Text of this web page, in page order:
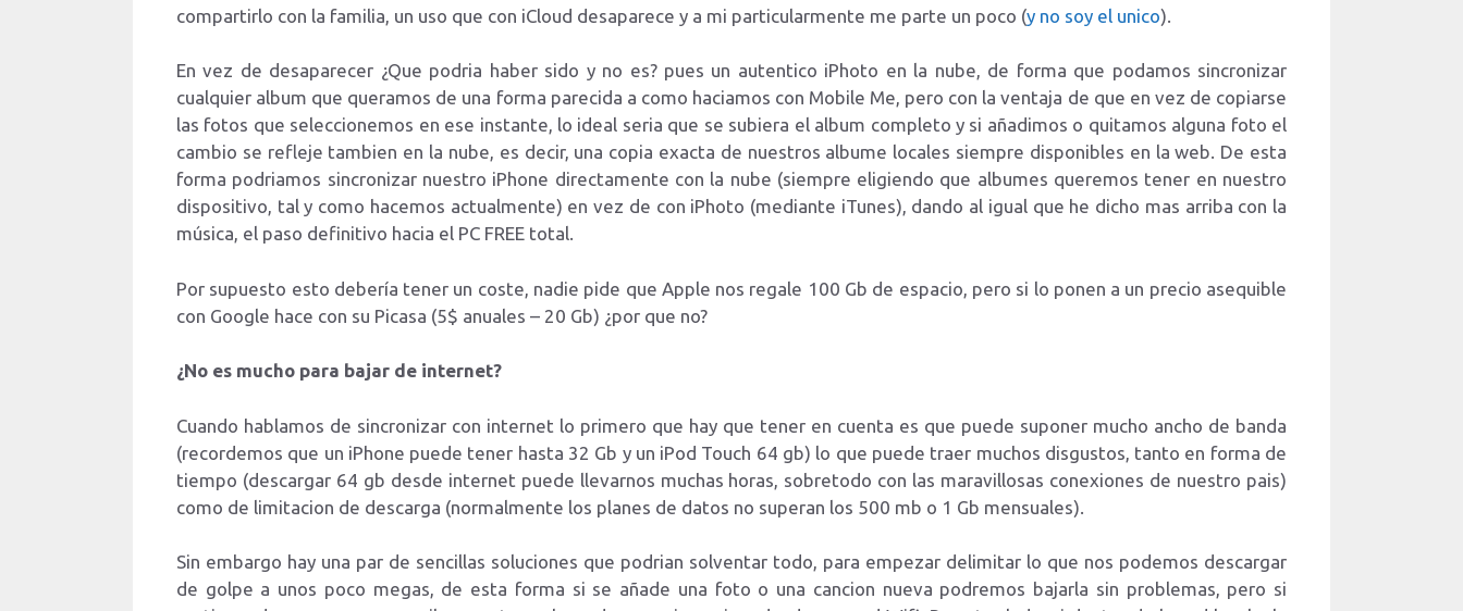
compartirlo con la familia, un uso que con iCloud desaparece y a mi particularmente me parte un poco (y no soy el unico).
En vez de desaparecer ¿Que podria haber sido y no es? pues un autentico iPhoto en la nube, de forma que podamos sincronizar
cualquier album que queramos de una forma parecida a como haciamos con Mobile Me, pero con la ventaja de que en vez de copiarse
las fotos que seleccionemos en ese instante, lo ideal seria que se subiera el album completo y si añadimos o quitamos alguna foto el
cambio se refleje tambien en la nube, es decir, una copia exacta de nuestros albume locales siempre disponibles en la web. De esta
forma podriamos sincronizar nuestro iPhone directamente con la nube (siempre eligiendo que albumes queremos tener en nuestro
dispositivo, tal y como hacemos actualmente) en vez de con iPhoto (mediante iTunes), dando al igual que he dicho mas arriba con la
música, el paso definitivo hacia el PC FREE total.
Por supuesto esto debería tener un coste, nadie pide que Apple nos regale 100 Gb de espacio, pero si lo ponen a un precio asequible
con Google hace con su Picasa (5$ anuales – 20 Gb) ¿por que no?
¿No es mucho para bajar de internet?
Cuando hablamos de sincronizar con internet lo primero que hay que tener en cuenta es que puede suponer mucho ancho de banda
(recordemos que un iPhone puede tener hasta 32 Gb y un iPod Touch 64 gb) lo que puede traer muchos disgustos, tanto en forma de
tiempo (descargar 64 gb desde internet puede llevarnos muchas horas, sobretodo con las maravillosas conexiones de nuestro pais)
como de limitacion de descarga (normalmente los planes de datos no superan los 500 mb o 1 Gb mensuales).
Sin embargo hay una par de sencillas soluciones que podrian solventar todo, para empezar delimitar lo que nos podemos descargar
de golpe a unos poco megas, de esta forma si se añade una foto o una cancion nueva podremos bajarla sin problemas, pero si